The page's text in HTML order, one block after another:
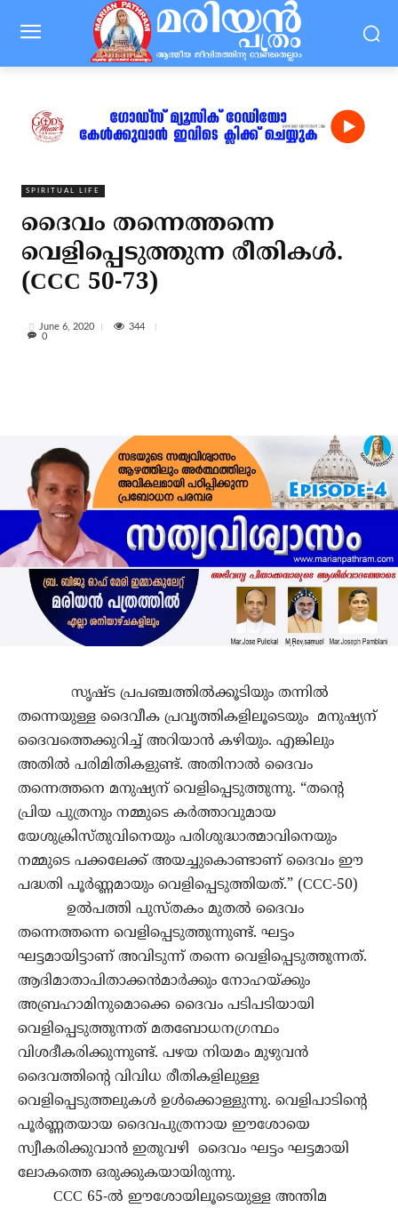
SPIRITUAL LIFE
ദൈവം തന്നെത്തന്നെ
വെളിപ്പെടുത്തുന്ന രീതികൾ.
(CCC 50-73)
June 6, 2020
344
0
സൃഷ്ട പ്രപഞ്ചത്തിൽക്കൂടിയും തന്നിൽ
തന്നെയുള്ള ദൈവീക പ്രവൃത്തികളിലൂടെയും മനുഷ്യന്
ദൈവത്തെക്കുറിച്ച് അറിയാൻ കഴിയും. എങ്കിലും
അതിൽ പരിമിതികളുണ്ട്. അതിനാൽ ദൈവം
തന്നെത്തനെ മനുഷ്യന് വെളിപ്പെടുത്തുന്നു. “തൻ്റെ
പ്രിയ പുത്രനും നമ്മുടെ കർത്താവുമായ
യേശുക്രിസ്തുവിനെയും പരിശുദ്ധാത്മാവിനെയും
നമ്മുടെ പക്കലേക്ക് അയച്ചുകൊണ്ടാണ് ദൈവം ഈ
പദ്ധതി പൂർണ്ണമായും വെളിപ്പെടുത്തിയത്.” (CCC-50)
ഉൽപത്തി പുസ്തകം മുതൽ ദൈവം
തന്നെത്തന്നെ വെളിപ്പെടുത്തുന്നുണ്ട്. ഘട്ടം
ഘട്ടമായിട്ടാണ് അവിടുന്ന് തന്നെ വെളിപ്പെടുത്തുന്നത്.
ആദിമാതാപിതാക്കൻമാർക്കും നോഹയ്ക്കും
അബ്രഹാമിനുമൊക്കെ ദൈവം പടിപടിയായി
വെളിപ്പെടുത്തുന്നത് മതബോധനഗ്രന്ഥം
വിശദീകരിക്കുന്നുണ്ട്. പഴയ നിയമം മുഴുവൻ
ദൈവത്തിൻ്റെ വിവിധ രീതികളിലുള്ള
വെളിപ്പെടുത്തലുകൾ ഉൾക്കൊള്ളുന്നു. വെളിപാടിൻ്റെ
പൂർണ്ണതയായ ദൈവപുത്രനായ ഈശോയെ
സ്വീകരിക്കുവാൻ ഇതുവഴി ദൈവം ഘട്ടം ഘട്ടമായി
ലോകത്തെ ഒരുക്കുകയായിരുന്നു.
CCC 65-ൽ ഈശോയിലൂടെയുള്ള അന്തിമ